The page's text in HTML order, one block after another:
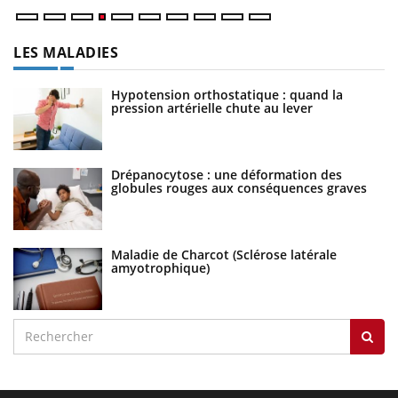
LES MALADIES
Hypotension orthostatique : quand la
pression artérielle chute au lever
Drépanocytose : une déformation des
globules rouges aux conséquences graves
Maladie de Charcot (Sclérose latérale
amyotrophique)